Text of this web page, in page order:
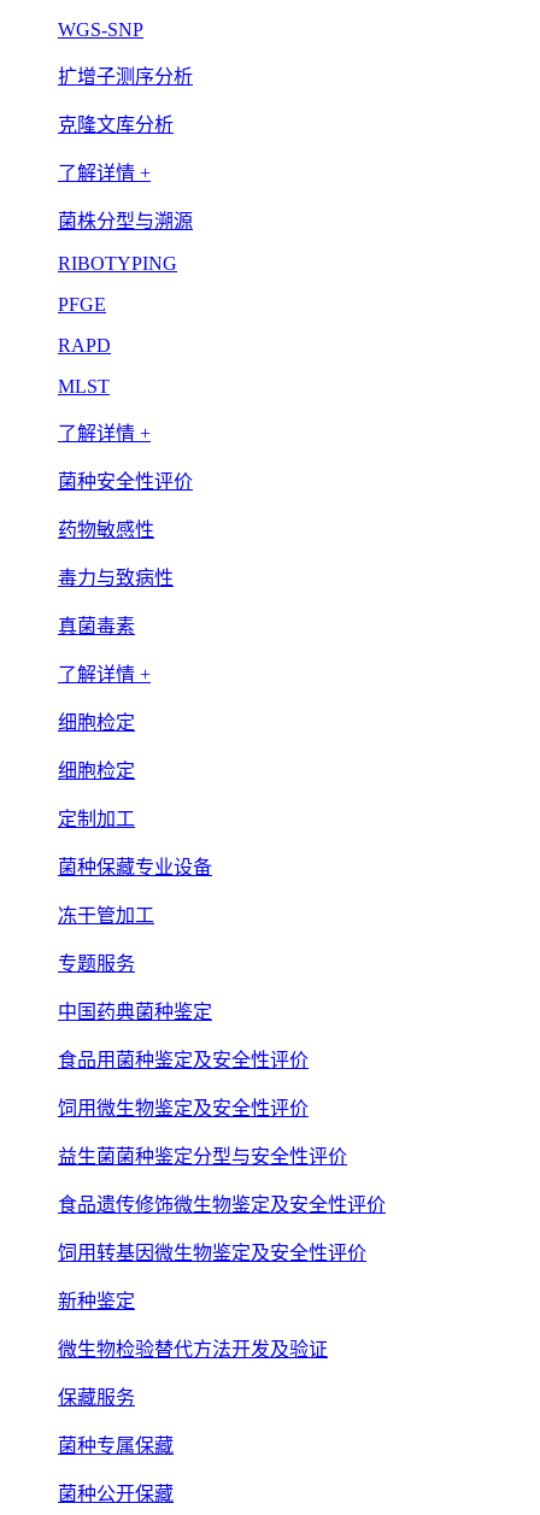
WGS-SNP
扩增子测序分析
克隆文库分析
了解详情 +
菌株分型与溯源
RIBOTYPING
PFGE
RAPD
MLST
了解详情 +
菌种安全性评价
药物敏感性
毒力与致病性
真菌毒素
了解详情 +
细胞检定
细胞检定
定制加工
菌种保藏专业设备
冻干管加工
专题服务
中国药典菌种鉴定
食品用菌种鉴定及安全性评价
饲用微生物鉴定及安全性评价
益生菌菌种鉴定分型与安全性评价
食品遗传修饰微生物鉴定及安全性评价
饲用转基因微生物鉴定及安全性评价
新种鉴定
微生物检验替代方法开发及验证
保藏服务
菌种专属保藏
菌种公开保藏